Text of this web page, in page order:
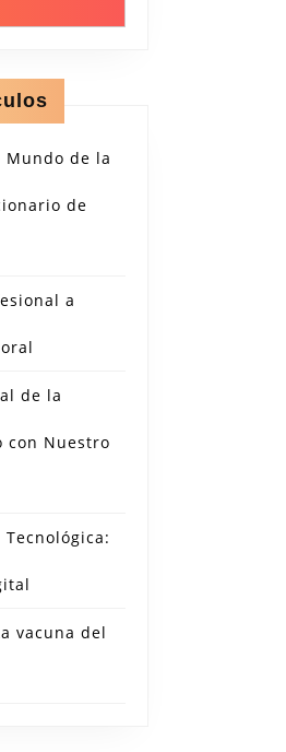
Mundo de la
de
a
de la
con Nuestro
vacuna del